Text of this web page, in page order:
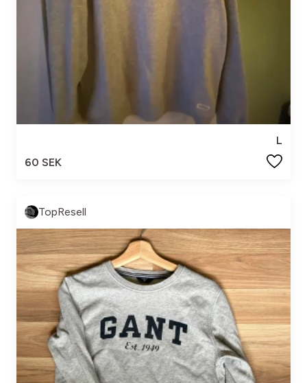
L
60 SEK
TopResell